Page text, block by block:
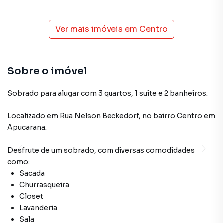
Ver mais imóveis em Centro
Sobre o imóvel
Sobrado para alugar com 3 quartos, 1 suite e 2 banheiros.
Localizado em Rua Nelson Beckedorf, no bairro Centro em
Apucarana.
Desfrute de um sobrado, com diversas comodidades
como:
Sacada
Churrasqueira
Closet
Lavanderia
Sala